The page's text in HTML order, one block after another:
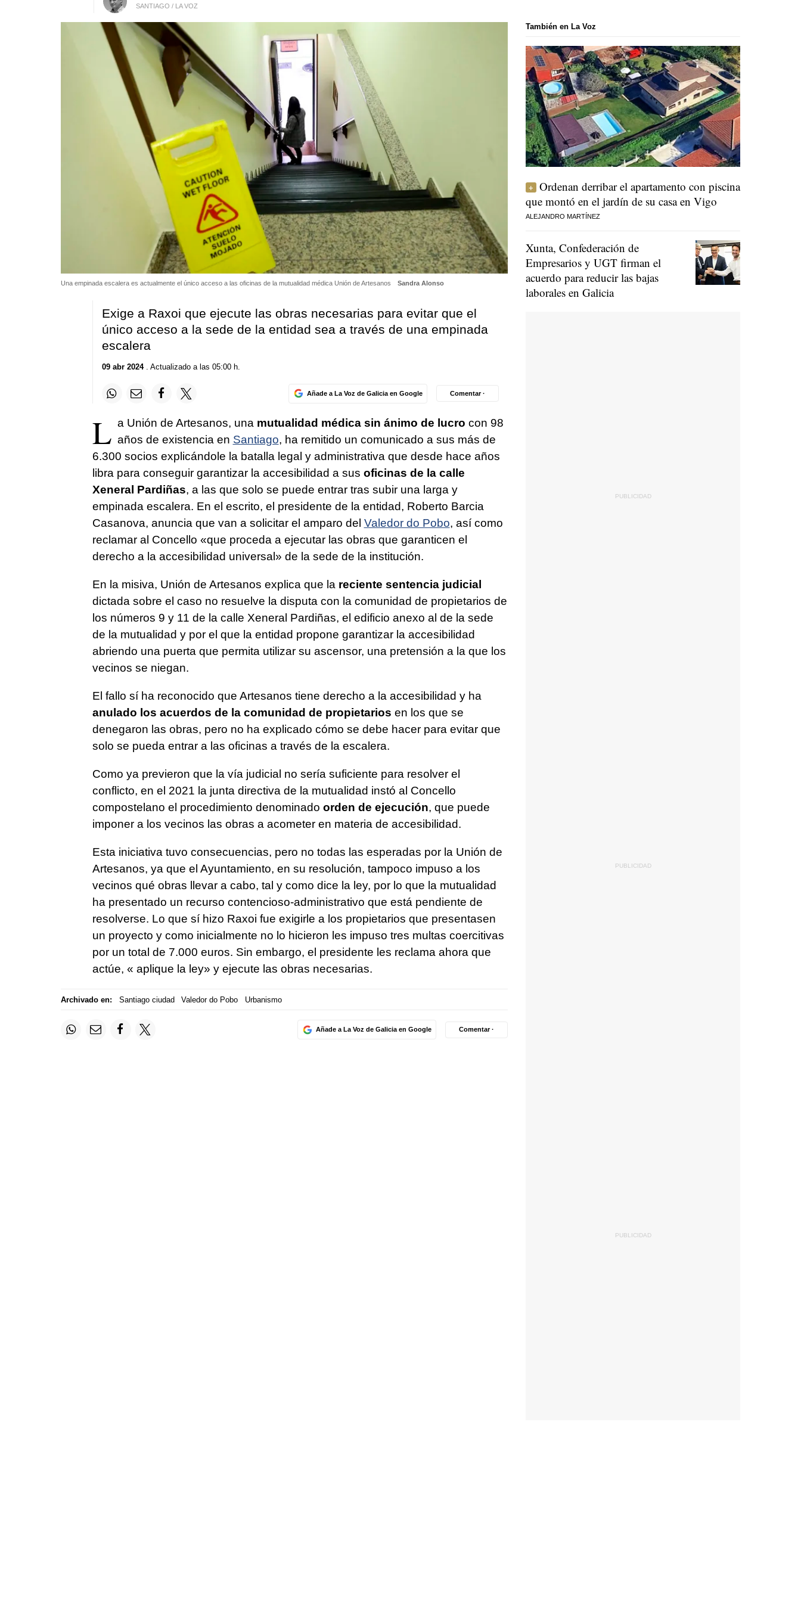
SANTIAGO / LA VOZ
Una empinada escalera es actualmente el único acceso a las oficinas de la mutualidad médica Unión de Artesanos Sandra Alonso
Exige a Raxoi que ejecute las obras necesarias para evitar que el
único acceso a la sede de la entidad sea a través de una empinada
escalera
09 abr 2024. Actualizado a las 05:00 h.
Añade a La Voz de Galicia en Google Comentar ·
L a Unión de Artesanos, una mutualidad médica sin ánimo de lucro con 98
años de existencia en Santiago, ha remitido un comunicado a sus más de
6.300 socios explicándole la batalla legal y administrativa que desde hace años
libra para conseguir garantizar la accesibilidad a sus oficinas de la calle
Xeneral Pardiñas, a las que solo se puede entrar tras subir una larga y
empinada escalera. En el escrito, el presidente de la entidad, Roberto Barcia
Casanova, anuncia que van a solicitar el amparo del Valedor do Pobo, así como
reclamar al Concello «que proceda a ejecutar las obras que garanticen el
derecho a la accesibilidad universal» de la sede de la institución.
En la misiva, Unión de Artesanos explica que la reciente sentencia judicial
dictada sobre el caso no resuelve la disputa con la comunidad de propietarios de
los números 9 y 11 de la calle Xeneral Pardiñas, el edificio anexo al de la sede
de la mutualidad y por el que la entidad propone garantizar la accesibilidad
abriendo una puerta que permita utilizar su ascensor, una pretensión a la que los
vecinos se niegan.
El fallo sí ha reconocido que Artesanos tiene derecho a la accesibilidad y ha
anulado los acuerdos de la comunidad de propietarios en los que se
denegaron las obras, pero no ha explicado cómo se debe hacer para evitar que
solo se pueda entrar a las oficinas a través de la escalera.
Como ya previeron que la vía judicial no sería suficiente para resolver el
conflicto, en el 2021 la junta directiva de la mutualidad instó al Concello
compostelano el procedimiento denominado orden de ejecución, que puede
imponer a los vecinos las obras a acometer en materia de accesibilidad.
Esta iniciativa tuvo consecuencias, pero no todas las esperadas por la Unión de
Artesanos, ya que el Ayuntamiento, en su resolución, tampoco impuso a los
vecinos qué obras llevar a cabo, tal y como dice la ley, por lo que la mutualidad
ha presentado un recurso contencioso-administrativo que está pendiente de
resolverse. Lo que sí hizo Raxoi fue exigirle a los propietarios que presentasen
un proyecto y como inicialmente no lo hicieron les impuso tres multas coercitivas
por un total de 7.000 euros. Sin embargo, el presidente les reclama ahora que
actúe, « aplique la ley» y ejecute las obras necesarias.
Archivado en: Santiago ciudad Valedor do Pobo Urbanismo
Añade a La Voz de Galicia en Google Comentar ·
También en La Voz
Ordenan derribar el apartamento con piscina
que montó en el jardín de su casa en Vigo
ALEJANDRO MARTÍNEZ
Xunta, Confederación de
Empresarios y UGT firman el
acuerdo para reducir las bajas
laborales en Galicia